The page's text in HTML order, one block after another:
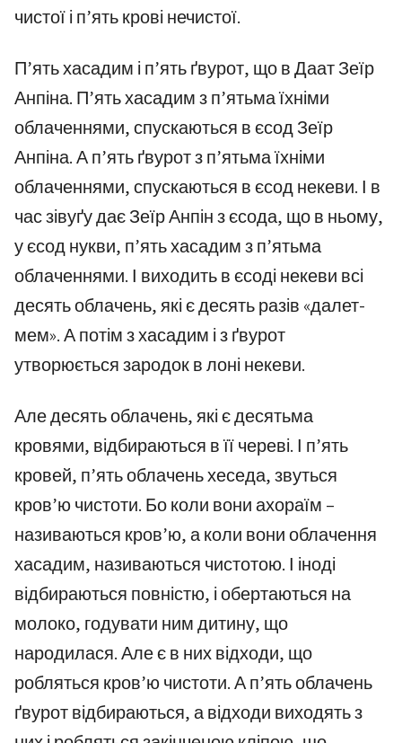
чистої і п’ять крові нечистої.
П’ять хасадим і п’ять ґвурот, що в Даат Зеїр
Анпіна. П’ять хасадим з п’ятьма їхніми
облаченнями, спускаються в єсод Зеїр
Анпіна. А п’ять ґвурот з п’ятьма їхніми
облаченнями, спускаються в єсод некеви. І в
час зівуґу дає Зеїр Анпін з єсода, що в ньому,
у єсод нукви, п’ять хасадим з п’ятьма
облаченнями. І виходить в єсоді некеви всі
десять облачень, які є десять разів «далет-
мем». А потім з хасадим і з ґвурот
утворюється зародок в лоні некеви.
Але десять облачень, які є десятьма
кровями, відбираються в її череві. І п’ять
кровей, п’ять облачень хеседа, звуться
кров’ю чистоти. Бо коли вони ахораїм –
називаються кров’ю, а коли вони облачення
хасадим, називаються чистотою. І іноді
відбираються повністю, і обертаються на
молоко, годувати ним дитину, що
народилася. Але є в них відходи, що
робляться кров’ю чистоти. А п’ять облачень
ґвурот відбираються, а відходи виходять з